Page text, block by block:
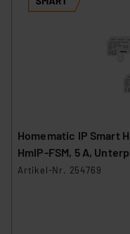
Homematic IP Smart
HmIP-FSM, 5 A,
Artikel-Nr. 254769